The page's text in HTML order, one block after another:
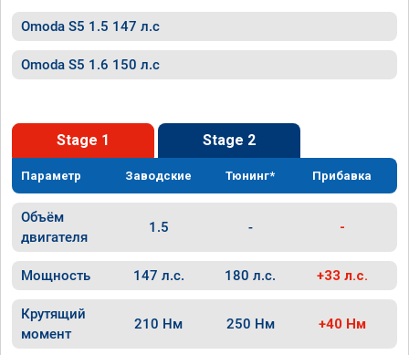
Omoda S5 1.5 147 л.с
Omoda S5 1.6 150 л.с
Stage 1 Stage 2
Параметр Заводские Тюнинг* Прибавка
Объём
двигателя
1.5 - -
Мощность 147 л.с. 180 л.с. +33 л.с.
Крутящий
момент
210 Нм 250 Нм +40 Нм